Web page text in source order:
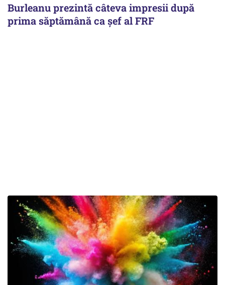
Burleanu prezintă câteva impresii după
prima săptămână ca șef al FRF